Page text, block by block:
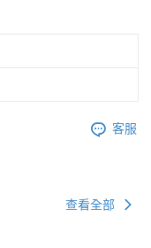
客服
查看全部